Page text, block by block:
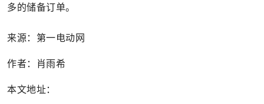
多的储备订单。
来源：第一电动网
作者：肖雨希
本文地址：